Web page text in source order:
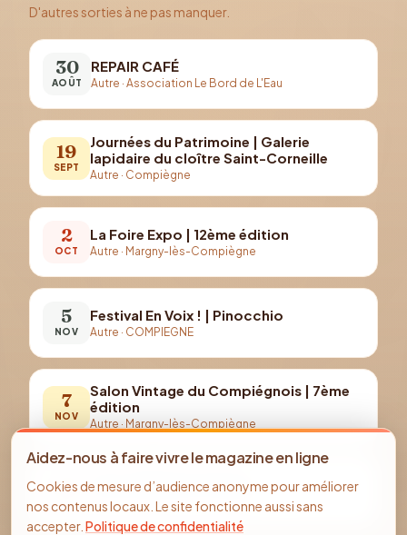
D'autres sorties à ne pas manquer.
30
AOÛT
REPAIR CAFÉ
Autre · Association Le Bord de L'Eau
19
SEPT
Journées du Patrimoine | Galerie
lapidaire du cloître Saint-Corneille
Autre · Compiègne
2
OCT
La Foire Expo | 12ème édition
Autre · Margny-lès-Compiègne
5
NOV
Festival En Voix ! | Pinocchio
Autre · COMPIEGNE
7
NOV
Salon Vintage du Compiégnois | 7ème
édition
Autre · Margny-lès-Compiègne
14 Fous d’Histoire | 10 ans !
Autre Margny-lès-Compiègne
Aidez-nous à faire vivre le magazine en ligne
Cookies de mesure d’audience anonyme pour améliorer
nos contenus locaux. Le site fonctionne aussi sans
accepter. Politique de confidentialité